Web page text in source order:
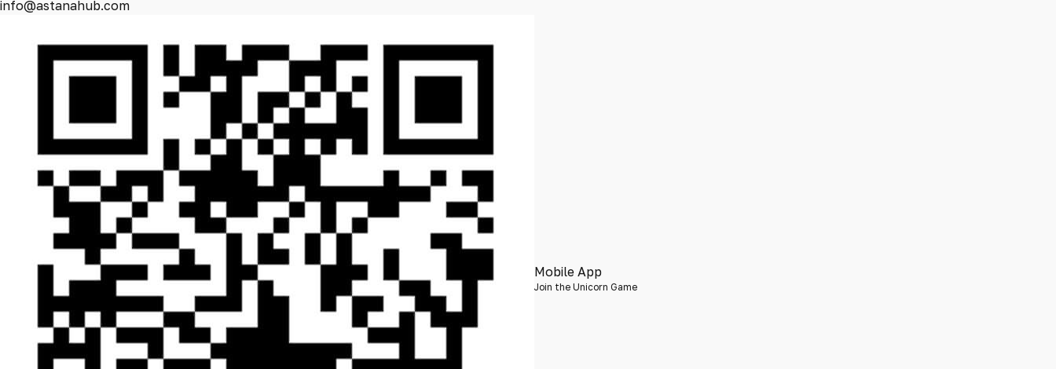
info@astanahub.com
Mobile App
Join the Unicorn Game